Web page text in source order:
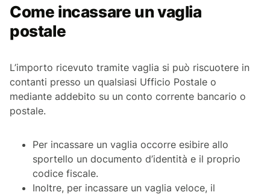
Come incassare un vaglia
postale
L’importo ricevuto tramite vaglia si può riscuotere in
contanti presso un qualsiasi Ufficio Postale o
mediante addebito su un conto corrente bancario o
postale.
Per incassare un vaglia occorre esibire allo
sportello un documento d’identità e il proprio
codice fiscale.
Inoltre, per incassare un vaglia veloce, il